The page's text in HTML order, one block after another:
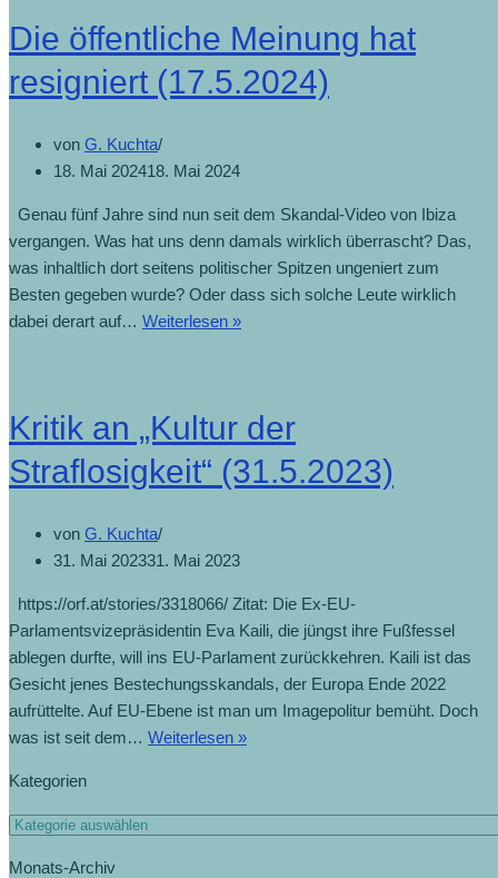
Die öffentliche Meinung hat
resigniert (17.5.2024)
von G. Kuchta
18. Mai 202418. Mai 2024
Genau fünf Jahre sind nun seit dem Skandal-Video von Ibiza
vergangen. Was hat uns denn damals wirklich überrascht? Das,
was inhaltlich dort seitens politischer Spitzen ungeniert zum
Besten gegeben wurde? Oder dass sich solche Leute wirklich
dabei derart auf… Weiterlesen »
Kritik an „Kultur der
Straflosigkeit“ (31.5.2023)
von G. Kuchta
31. Mai 202331. Mai 2023
https://orf.at/stories/3318066/ Zitat: Die Ex-EU-
Parlamentsvizepräsidentin Eva Kaili, die jüngst ihre Fußfessel
ablegen durfte, will ins EU-Parlament zurückkehren. Kaili ist das
Gesicht jenes Bestechungsskandals, der Europa Ende 2022
aufrüttelte. Auf EU-Ebene ist man um Imagepolitur bemüht. Doch
was ist seit dem… Weiterlesen »
Kategorien
Monats-Archiv